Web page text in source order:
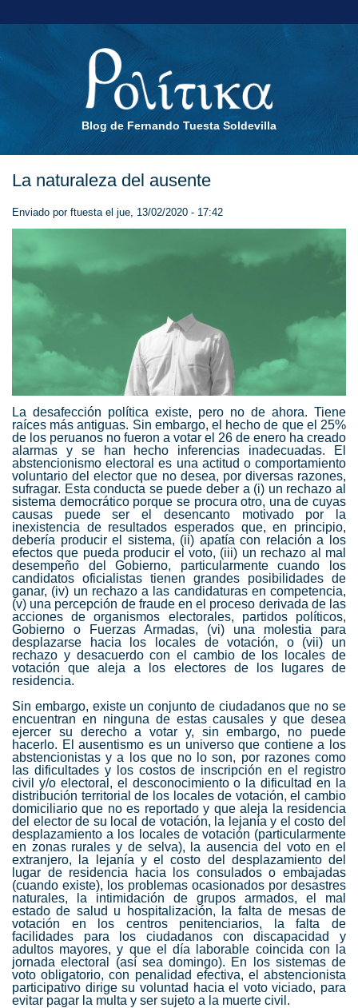
Blog de Fernando Tuesta Soldevilla
La naturaleza del ausente
Enviado por ftuestael jue, 13/02/2020 - 17:42
La desafección política existe, pero no de ahora. Tiene
raíces más antiguas. Sin embargo, el hecho de que el 25%
de los peruanos no fueron a votar el 26 de enero ha creado
alarmas y se han hecho inferencias inadecuadas. El
abstencionismo electoral es una actitud o comportamiento
voluntario del elector que no desea, por diversas razones,
sufragar. Esta conducta se puede deber a (i) un rechazo al
sistema democrático porque se procura otro, una de cuyas
causas puede ser el desencanto motivado por la
inexistencia de resultados esperados que, en principio,
debería producir el sistema, (ii) apatía con relación a los
efectos que pueda producir el voto, (iii) un rechazo al mal
desempeño del Gobierno, particularmente cuando los
candidatos oficialistas tienen grandes posibilidades de
ganar, (iv) un rechazo a las candidaturas en competencia,
(v) una percepción de fraude en el proceso derivada de las
acciones de organismos electorales, partidos políticos,
Gobierno o Fuerzas Armadas, (vi) una molestia para
desplazarse hacia los locales de votación, o (vii) un
rechazo y desacuerdo con el cambio de los locales de
votación que aleja a los electores de los lugares de
residencia.
Sin embargo, existe un conjunto de ciudadanos que no se
encuentran en ninguna de estas causales y que desea
ejercer su derecho a votar y, sin embargo, no puede
hacerlo. El ausentismo es un universo que contiene a los
abstencionistas y a los que no lo son, por razones como
las dificultades y los costos de inscripción en el registro
civil y/o electoral, el desconocimiento o la dificultad en la
distribución territorial de los locales de votación, el cambio
domiciliario que no es reportado y que aleja la residencia
del elector de su local de votación, la lejanía y el costo del
desplazamiento a los locales de votación (particularmente
en zonas rurales y de selva), la ausencia del voto en el
extranjero, la lejanía y el costo del desplazamiento del
lugar de residencia hacia los consulados o embajadas
(cuando existe), los problemas ocasionados por desastres
naturales, la intimidación de grupos armados, el mal
estado de salud u hospitalización, la falta de mesas de
votación en los centros penitenciarios, la falta de
facilidades para los ciudadanos con discapacidad y
adultos mayores, y que el día laborable coincida con la
jornada electoral (así sea domingo). En los sistemas de
voto obligatorio, con penalidad efectiva, el abstencionista
participativo dirige su voluntad hacia el voto viciado, para
evitar pagar la multa y ser sujeto a la muerte civil.